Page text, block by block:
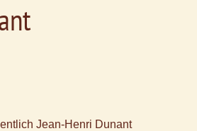
Jean-Henri Dunant